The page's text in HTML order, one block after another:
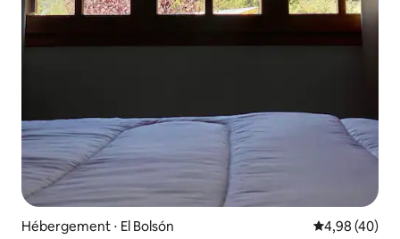
Hébergement ⋅ El Bolsón Évaluation
4,98 (40)